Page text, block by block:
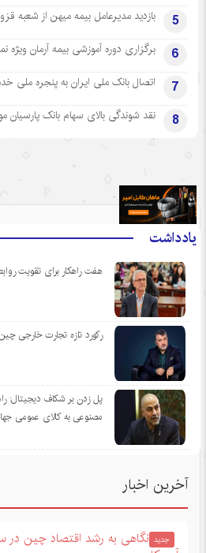
5 بازدید مدیرعامل بیمه میهن از شعبه
6 برگزاری دوره آموزشی بیمه آرمان ویژه
7 اتصال بانک ملی ایران به پنجره ملی
8 نقد شوندگی بالای سهام بانک پارسیان
یادداشت
هفت راهکار برای تقویت
رکورد تازه تجارت خارجی
پل زدن بر شکاف دیجیتال:
مصنوعی به کالای عمومی
.
آخرین اخبار
جدید نگاهی به رشد اقتصاد چین در